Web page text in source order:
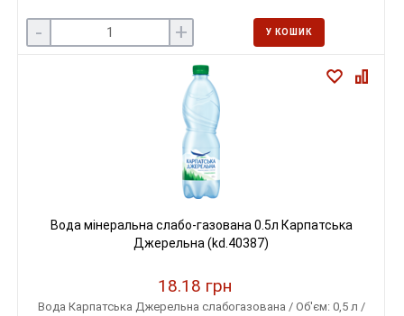
- + У КОШИК
Вода мінеральна слабо-газована 0.5л Карпатська
Джерельна (kd.40387)
18.18 грн
Вода Карпатська Джерельна слабогазована / Об'єм: 0,5 л /